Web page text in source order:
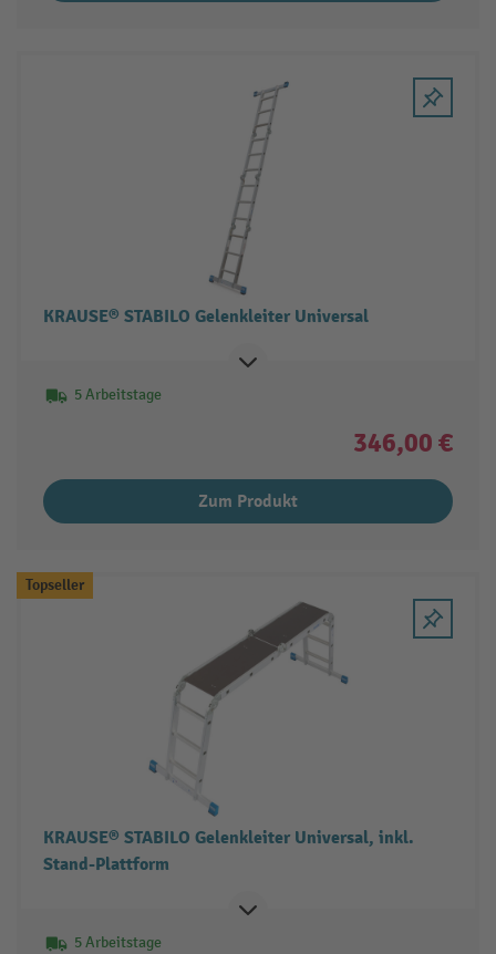
KRAUSE® STABILO Gelenkleiter Universal
5 Arbeitstage
346,00 €
Zum Produkt
Topseller
KRAUSE® STABILO Gelenkleiter Universal, inkl.
Stand-Plattform
5 Arbeitstage